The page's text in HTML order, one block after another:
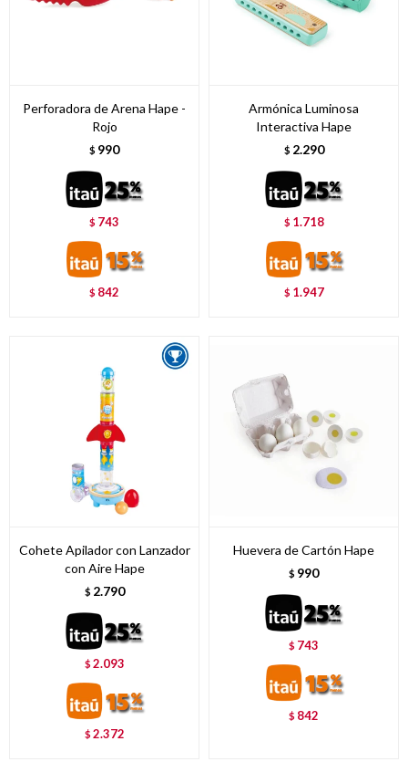
Perforadora de Arena Hape -
Rojo
$ 990
$ 743
$ 842
Armónica Luminosa
Interactiva Hape
$ 2.290
$ 1.718
$ 1.947
Cohete Apilador con Lanzador
con Aire Hape
$ 2.790
$2.093
$2.372
Huevera de Cartón Hape
$ 990
$ 743
$ 842